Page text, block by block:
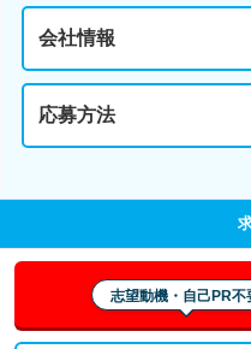
会社情報
応募方法
志望動機・自己PR不